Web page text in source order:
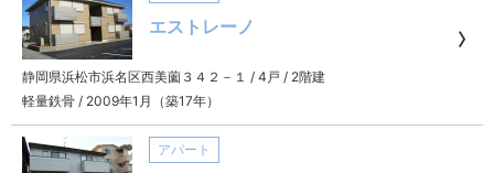
エストレーノ
静岡県浜松市浜名区西美薗３４２－１ / 4戸 / 2階建
軽量鉄骨 / 2009年1月（築17年）
アパート